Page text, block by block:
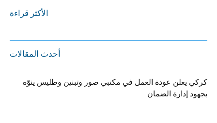
الأكثر قراءة
أحدث المقالات
كركي يعلن عودة العمل في مكتبي صور وتبنين وطليس ينوّه
بجهود إدارة الضمان